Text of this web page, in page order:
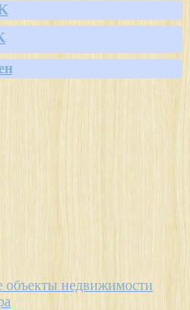
объекты недвижимости